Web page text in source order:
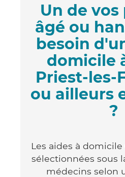
Un de
âgé ou
besoin
domicile
Priest-les-
ou ailleurs
?
Les aides à
sélectionnées sous
médecins selon